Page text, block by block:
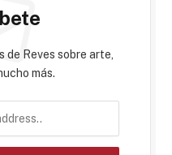
de Reves sobre arte,
más.